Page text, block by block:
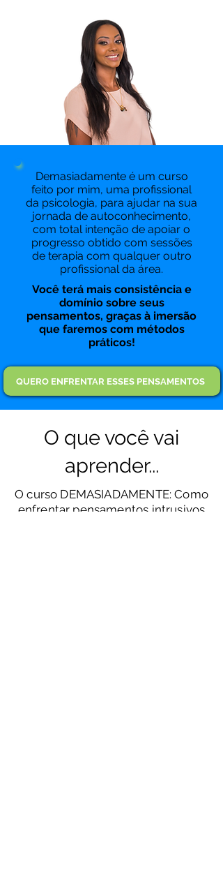
Demasiadamente é um curso
feito por mim, uma profissional
da psicologia, para ajudar na sua
jornada de autoconhecimento,
com total intenção de apoiar o
progresso obtido com sessões
de terapia com qualquer outro
profissional da área.
Você terá mais consistência e
domínio sobre seus
pensamentos, graças à imersão
que faremos com métodos
práticos!
QUERO ENFRENTAR ESSES PENSAMENTOS
O que você vai
aprender...
O curso DEMASIADAMENTE: Como
enfrentar pensamentos intrusivos